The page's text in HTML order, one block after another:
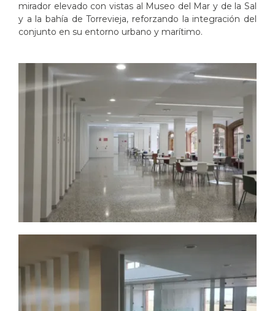
mirador elevado con vistas al Museo del Mar y de la Sal
y a la bahía de Torrevieja, reforzando la integración del
conjunto en su entorno urbano y marítimo.